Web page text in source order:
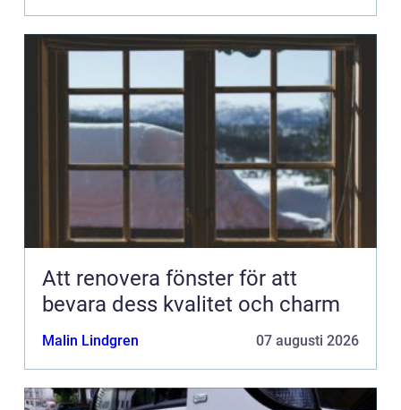
Att renovera fönster för att
bevara dess kvalitet och charm
Malin Lindgren 07 augusti 2026